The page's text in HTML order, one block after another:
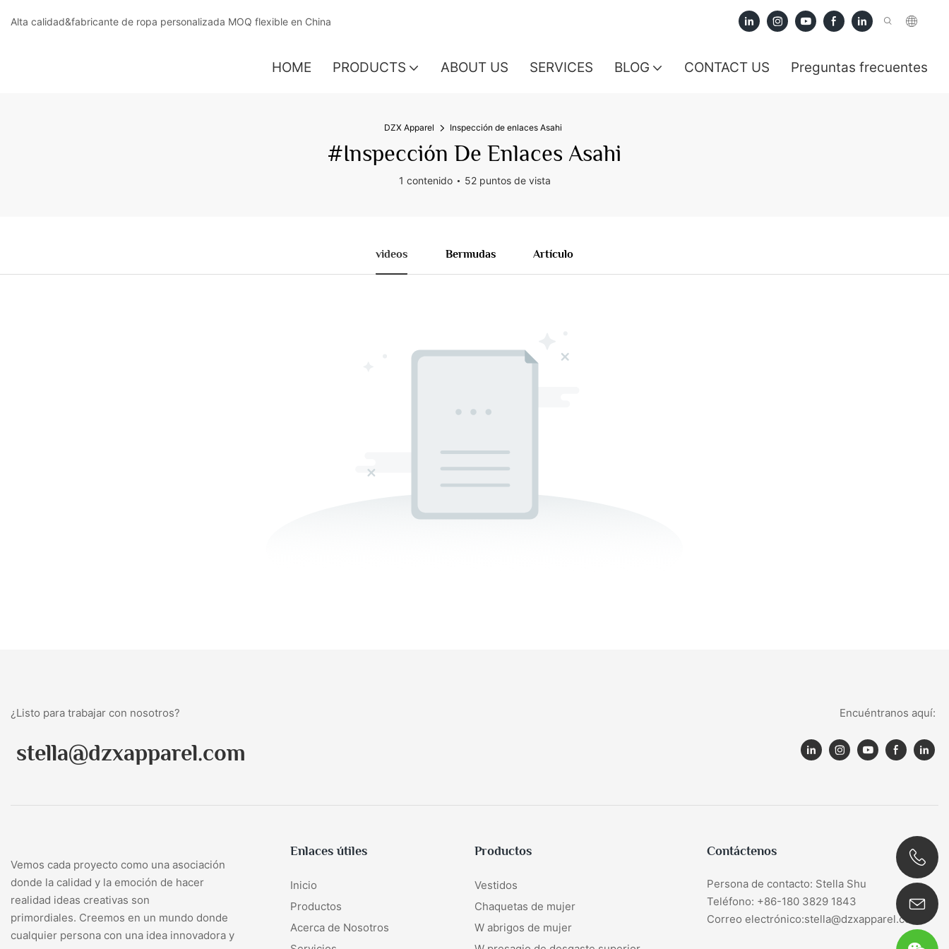
Alta calidad&fabricante de ropa personalizada MOQ flexible en China
HOME PRODUCTS ABOUT US SERVICES BLOG CONTACT US Preguntas frecuentes
DZX Apparel Inspección de enlaces Asahi
#Inspección De Enlaces Asahi
1 contenido 52 puntos de vista
videos Bermudas Artículo
¿Listo para trabajar con nosotros?
stella@dzxapparel.com
Encuéntranos aquí:
Vemos cada proyecto como una asociación
donde la calidad y la emoción de hacer
realidad ideas creativas son
primordiales. Creemos en un mundo donde
cualquier persona con una idea innovadora y
Enlaces útiles
Inicio
Productos
Acerca de Nosotros
Productos
Vestidos
Chaquetas de mujer
W abrigos de mujer
Contáctenos
Persona de contacto: Stella Shu
Teléfono: +86-180 3829 1843
Correo electrónico:stella@dzxapparel.com